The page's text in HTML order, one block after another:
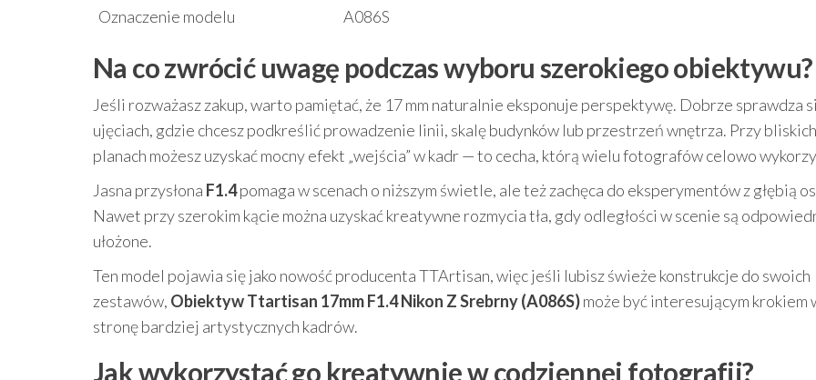
Oznaczenie modelu
A086S
Na co zwrócić uwagę podczas wyboru szerokiego obiektywu?
Jeśli rozważasz zakup, warto pamiętać, że 17 mm naturalnie eksponuje perspektywę. Dobrze sprawdza
ujęciach, gdzie chcesz podkreślić prowadzenie linii, skalę budynków lub przestrzeń wnętrza. Przy bliskich
planach możesz uzyskać mocny efekt „wejścia” w kadr — to cecha, którą wielu fotografów celowo
Jasna przysłona F1.4pomaga w scenach o niższym świetle, ale też zachęca do eksperymentów z głębią
Nawet przy szerokim kącie można uzyskać kreatywne rozmycia tła, gdy odległości w scenie są
ułożone.
Ten model pojawia się jako nowość producenta TTArtisan, więc jeśli lubisz świeże konstrukcje do swoich
zestawów, Obiektyw Ttartisan 17mm F1.4 Nikon Z Srebrny (A086S)może być interesującym krokiem
stronę bardziej artystycznych kadrów.
Jak wykorzystać go kreatywnie w codziennej fotografii?